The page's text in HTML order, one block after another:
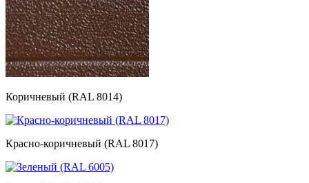
Коричневый (RAL 8014)
Красно-коричневый (RAL 8017)